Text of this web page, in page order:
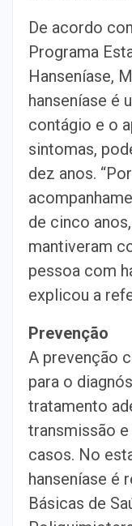
De acordo
Programa
Hanseníase,
hanseníase é
contágio e o
sintomas,
dez anos.
de cinco
mantiveram
pessoa com
explicou a
Prevenção
A prevenção
para o
tratamento
transmissão
casos. No
hanseníase é
Básicas de